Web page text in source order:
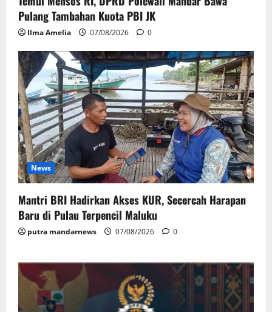
Pulang Tambahan Kuota PBI JK
Ilma Amelia 07/08/2026 0
News
Mantri BRI Hadirkan Akses KUR, Secercah Harapan
Baru di Pulau Terpencil Maluku
putra mandarnews 07/08/2026 0